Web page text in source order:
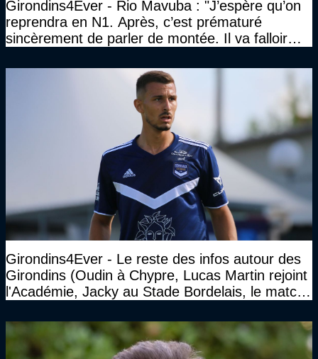
Girondins4Ever - Rio Mavuba : "J’espère qu’on
reprendra en N1. Après, c’est prématuré
sincèrement de parler de montée. Il va falloir
Girondins4Ever - Le reste des infos autour des
Girondins (Oudin à Chypre, Lucas Martin rejoint
l'Académie, Jacky au Stade Bordelais, le match